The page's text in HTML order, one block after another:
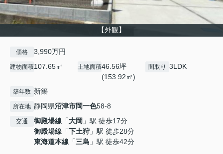
【外観】
価格 3,990万円
建物面積107.65㎡ 土地面積46.56坪
(153.92㎡)
間取り 3LDK
築年数 新築
所在地 静岡県沼津市岡一色58-8
交通 御殿場線 「大岡 」駅 徒歩17分
御殿場線 「下土狩 」駅 徒歩28分
東海道本線 「三島 」駅 徒歩42分